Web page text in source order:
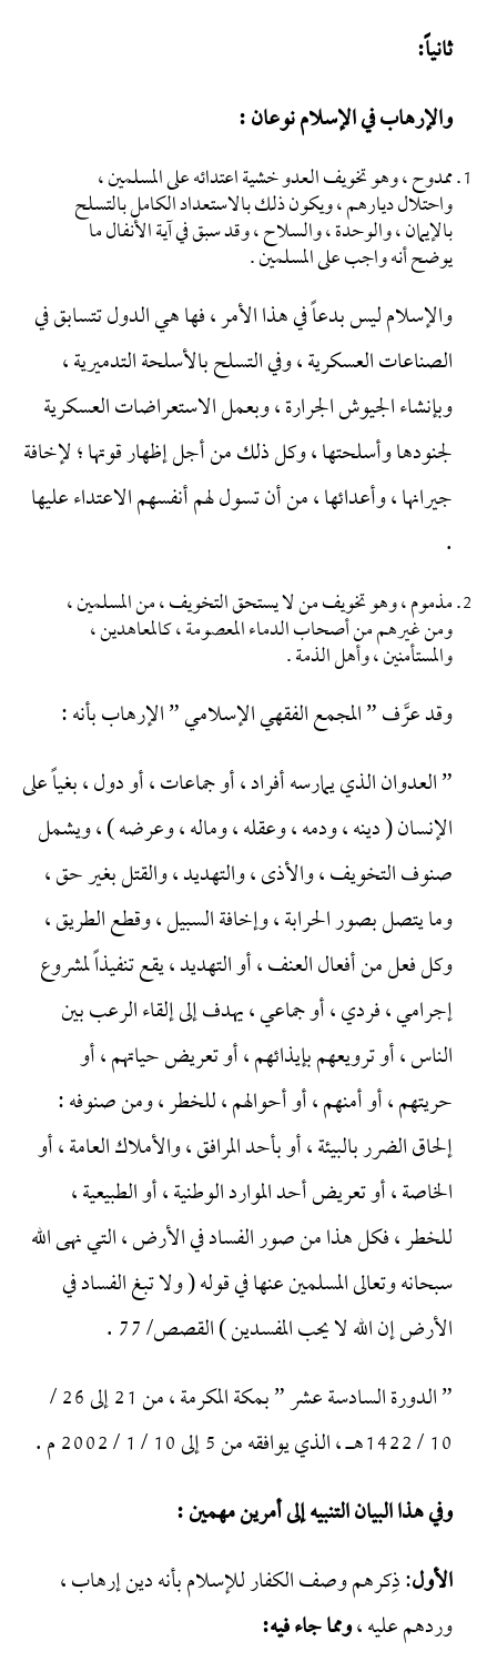
ثانياً:
والإرهاب في الإسلام نوعان :
ممدوح ، وهو تخويف العدو خشية اعتدائه على المسلمين ،
واحتلال ديارهم ، ويكون ذلك بالاستعداد الكامل بالتسلح
بالإيمان ، والوحدة ، والسلاح ، وقد سبق في آية الأنفال ما
يوضح أنه واجب على المسلمين .
والإسلام ليس بدعاً في هذا الأمر ، فها هي الدول تتسابق في
الصناعات العسكرية ، وفي التسلح بالأسلحة التدميرية ،
وبإنشاء الجيوش الجرارة ، وبعمل الاستعراضات العسكرية
لجنودها وأسلحتها ، وكل ذلك من أجل إظهار قوتها ؛ لإخافة
جيرانها ، وأعدائها ، من أن تسول لهم أنفسهم الاعتداء عليها
.
مذموم ، وهو تخويف من لا يستحق التخويف ، من المسلمين ،
ومن غيرهم من أصحاب الدماء المعصومة ، كالمعاهدين ،
والمستأمنين ، وأهل الذمة .
وقد عرَّف ” المجمع الفقهي الإسلامي ” الإرهاب بأنه :
” العدوان الذي يمارسه أفراد ، أو جماعات ، أو دول ، بغياً على
الإنسان ( دينه ، ودمه ، وعقله ، وماله ، وعرضه ) ، ويشمل
صنوف التخويف ، والأذى ، والتهديد ، والقتل بغير حق ،
وما يتصل بصور الحرابة ، وإخافة السبيل ، وقطع الطريق ،
وكل فعل من أفعال العنف ، أو التهديد ، يقع تنفيذاً لمشروع
إجرامي ، فردي ، أو جماعي ، يهدف إلى إلقاء الرعب بين
الناس ، أو ترويعهم بإيذائهم ، أو تعريض حياتهم ، أو
حريتهم ، أو أمنهم ، أو أحوالهم ، للخطر ، ومن صنوفه :
إلحاق الضرر بالبيئة ، أو بأحد المرافق ، والأملاك العامة ، أو
الخاصة ، أو تعريض أحد الموارد الوطنية ، أو الطبيعية ،
للخطر ، فكل هذا من صور الفساد في الأرض ، التي نهى الله
سبحانه وتعالى المسلمين عنها في قوله ( ولا تبغ الفساد في
الأرض إن الله لا يحب المفسدين ) القصص/ 77 .
” الدورة السادسة عشر ” بمكة المكرمة ، من 21 إلى 26 /
10 / 1422هـ ، الذي يوافقه من 5 إلى 10 / 1 / 2002 م .
وفي هذا البيان التنبيه إلى أمرين مهمين :
الأول: ذِكرهم وصف الكفار للإسلام بأنه دين إرهاب ،
وردهم عليه ،ومما جاء فيه: